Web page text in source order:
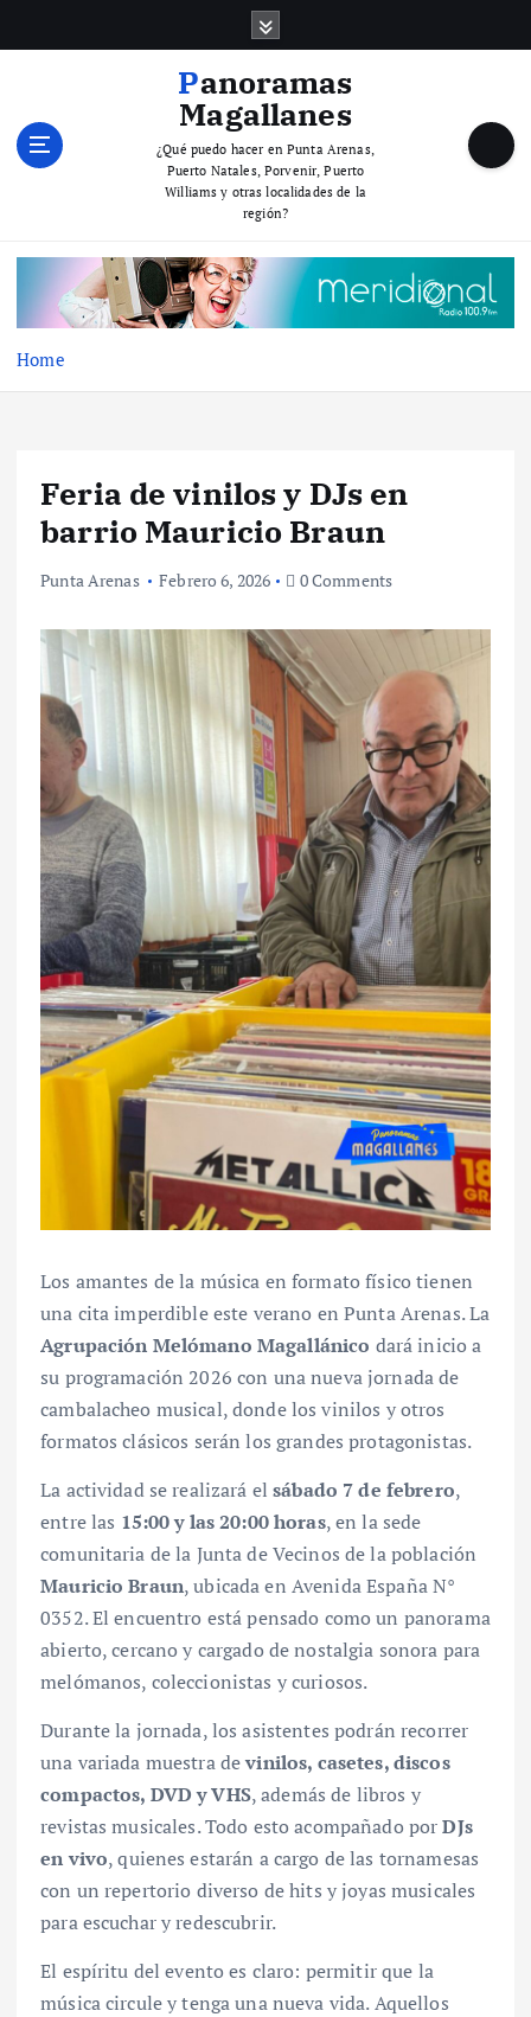
Panoramas
Magallanes
¿Qué puedo hacer en Punta Arenas,
Puerto Natales, Porvenir, Puerto
Williams y otras localidades de la
región?
Home
Feria de vinilos y DJs en
barrio Mauricio Braun
Punta Arenas Febrero 6, 2026 0 Comments
Los amantes de la música en formato físico tienen
una cita imperdible este verano en Punta Arenas. La
Agrupación Melómano Magallánico dará inicio a
su programación 2026 con una nueva jornada de
cambalacheo musical, donde los vinilos y otros
formatos clásicos serán los grandes protagonistas.
La actividad se realizará elsábado 7 de febrero,
entre las 15:00 y las 20:00 horas, en la sede
comunitaria de la Junta de Vecinos de la población
Mauricio Braun, ubicada en Avenida España N°
0352. El encuentro está pensado como un panorama
abierto, cercano y cargado de nostalgia sonora para
melómanos, coleccionistas y curiosos.
Durante la jornada, los asistentes podrán recorrer
una variada muestra devinilos, casetes, discos
compactos, DVD y VHS, además de libros y
revistas musicales. Todo esto acompañado porDJs
en vivo, quienes estarán a cargo de las tornamesas
con un repertorio diverso de hits y joyas musicales
para escuchar y redescubrir.
El espíritu del evento es claro: permitir que la
música circule y tenga una nueva vida. Aquellos